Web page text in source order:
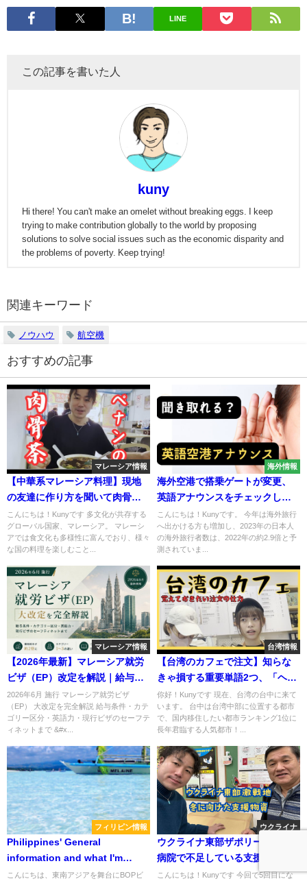
LINE
この記事を書いた人
kuny
Hi there! You can't make an omelet without breaking eggs. I keep
trying to make contribution globally to the world by proposing
solutions to solve social issues such as the economic disparity and
the problems of poverty. Keep trying!
関連キーワード
ノウハウ 航空機
おすすめの記事
マレーシア情報
【中華系マレーシア料理】現地
の友達に作り方を聞いて肉骨茶
（バクテー）を作ってみた!
こんにちは！Kunyです 多文化が共存する
グローバル国家、マレーシア。 マレーシ
アでは食文化も多様性に富んでおり、様々
な国の料理を楽しむこと...
海外情報
海外空港で搭乗ゲートが変更、
英語アナウンスをチェックしよ
う！
こんにちは！Kunyです。 今年は海外旅行
へ出かける方も増加し、2023年の日本人
の海外旅行者数は、2022年の約2.9倍と予
測されていま...
マレーシア情報
【2026年最新】マレーシア就労
ビザ（EP）改定を解説｜給与条
件・必要な英語力・日本人の就
職戦略
2026年6月 施行 マレーシア就労ビザ
（EP） 大改定を完全解説 給与条件・カテ
ゴリー区分・英語力・現行ビザのセーフテ
ィネットまで &#x...
台湾情報
【台湾のカフェで注文】知らな
きゃ損する重要単語2つ、「ヘ
イ」と「ウォ」とは？！
你好！Kunyです 現在、台湾の台中に来て
います。 台中は台湾中部に位置する都市
で、国内移住したい都市ランキング1位に
長年君臨する人気都市！...
フィリピン情報
Philippines' General
information and what I'm
going to do this summer
こんにちは、東南アジアを舞台にBOPビ
ウクライナ
ウクライナ東部ザポリージャの
病院で不足している支援物資を
発送しました
こんにちは！Kunyです 今回で5回目にな